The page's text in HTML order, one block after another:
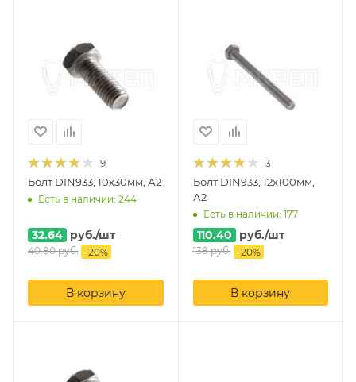
9
Болт DIN933, 10х30мм, А2
Есть в наличии: 244
32.64 руб./шт
40.80руб. -20%
В корзину
3
Болт DIN933, 12х100мм,
А2
Есть в наличии: 177
110.40 руб./шт
138руб. -20%
В корзину